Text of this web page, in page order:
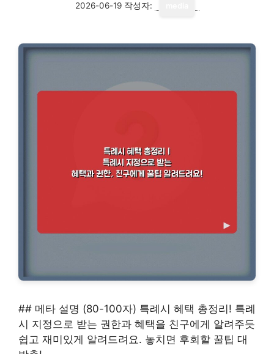
2026-06-19 작성자:
## 메타 설명 (80-100자) 특례시 혜택 총정리! 특례
시 지정으로 받는 권한과 혜택을 친구에게 알려주듯
쉽고 재미있게 알려드려요. 놓치면 후회할 꿀팁 대